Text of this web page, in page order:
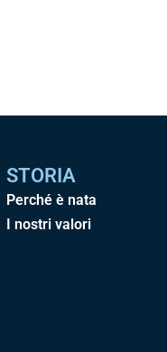
STORIA
Perché è nata
I nostri valori